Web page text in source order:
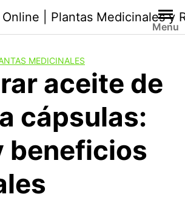
| Plantas Medicinales y
Menu
MEDICINALES
aceite de
cápsulas:
beneficios